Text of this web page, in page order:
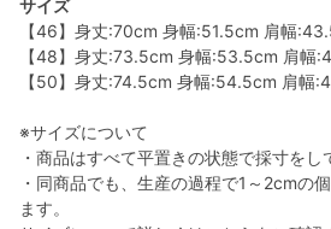
サイズ
【46】身丈:70cm 身幅:51.5cm 肩幅
【48】身丈:73.5cm 身幅:53.5cm 肩幅
【50】身丈:74.5cm 身幅:54.5cm 肩幅
※サイズについて
・商品はすべて平置きの状態で採寸をし
・同商品でも、生産の過程で1～2cmの
ます。